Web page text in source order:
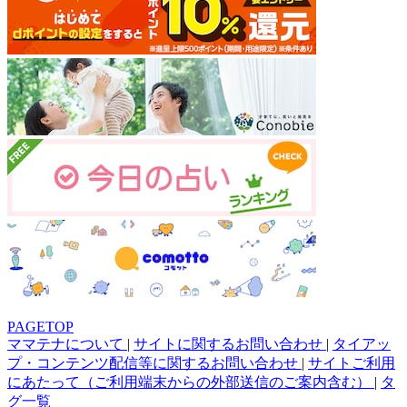
PAGETOP
ママテナについて | サイトに関するお問い合わせ | タイアッ
プ・コンテンツ配信等に関するお問い合わせ | サイトご利用
にあたって（ご利用端末からの外部送信のご案内含む） | タ
グ一覧